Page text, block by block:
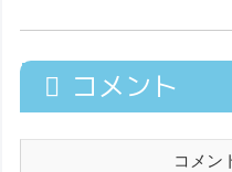
コメント
コメン